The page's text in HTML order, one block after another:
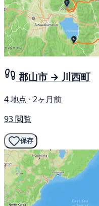
郡山市 → 川西町
4 地点 · 2ヶ月前
93 閲覧
保存